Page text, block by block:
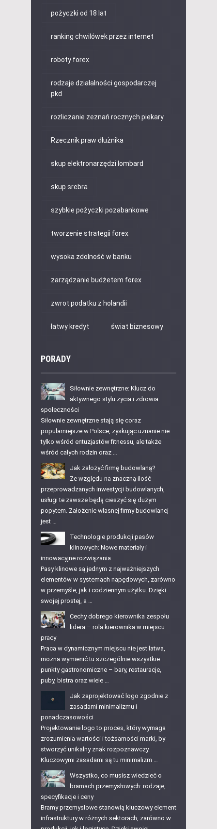
pożyczki od 18 lat
ranking chwilówek przez internet
roboty forex
rodzaje działalności gospodarczej
pkd
rozliczanie zeznań rocznych piekary
Rzecznik praw dłużnika
skup elektronarzędzi lombard
skup srebra
szybkie pożyczki pozabankowe
tworzenie strategii forex
wysoka zdolność w banku
zarządzanie budżetem forex
zwrot podatku z holandii
łatwy kredyt świat biznesowy
PORADY
Siłownie zewnętrzne: Klucz do
aktywnego stylu życia i zdrowia
społeczności
Siłownie zewnętrzne stają się coraz
popularniejsze w Polsce, zyskując uznanie nie
tylko wśród entuzjastów fitnessu, ale także
wśród całych rodzin oraz …
Jak założyć firmę budowlaną?
Ze względu na znaczną ilość
przeprowadzanych inwestycji budowlanych,
usługi te zawsze będą cieszyć się dużym
popytem. Założenie własnej firmy budowlanej
jest …
Technologie produkcji pasów
klinowych: Nowe materiały i
innowacyjne rozwiązania
Pasy klinowe są jednym z najważniejszych
elementów w systemach napędowych, zarówno
w przemyśle, jak i codziennym użytku. Dzięki
swojej prostej, a …
Cechy dobrego kierownika zespołu
lidera – rola kierownika w miejscu
pracy
Praca w dynamicznym miejscu nie jest łatwa,
można wymienić tu szczególnie wszystkie
punkty gastronomiczne – bary, restauracje,
puby, bistra oraz wiele …
Jak zaprojektować logo zgodnie z
zasadami minimalizmu i
ponadczasowości
Projektowanie logo to proces, który wymaga
zrozumienia wartości i tożsamości marki, by
stworzyć unikalny znak rozpoznawczy.
Kluczowymi zasadami są tu minimalizm …
Wszystko, co musisz wiedzieć o
bramach przemysłowych: rodzaje,
specyfikacje i ceny
Bramy przemysłowe stanowią kluczowy element
infrastruktury w różnych sektorach, zarówno w